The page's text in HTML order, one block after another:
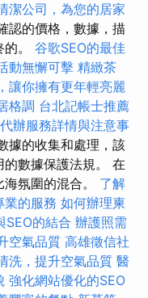
潔公司，為您的居家
認的價格，數據，描
。 谷歌SEO的最佳
動無懈可擊 精緻茶
讓你擁有更年輕亮麗
格調 台北記帳士推薦
辦服務詳情與注意事
據的收集和處理，該
數據保護法規。 在
氛圍的混合。 了解
業的服務 如何辦理柬
SEO的結合 辦護照需
空氣品質 高雄徵信社
洗，提升空氣品質 醫
強化網站優化的SEO